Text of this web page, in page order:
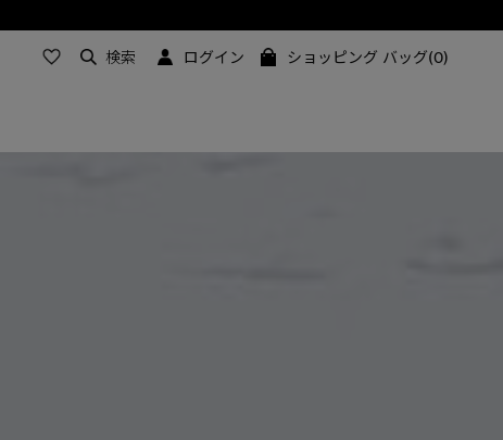
検索 ログイン ショッピング バッグ(0)